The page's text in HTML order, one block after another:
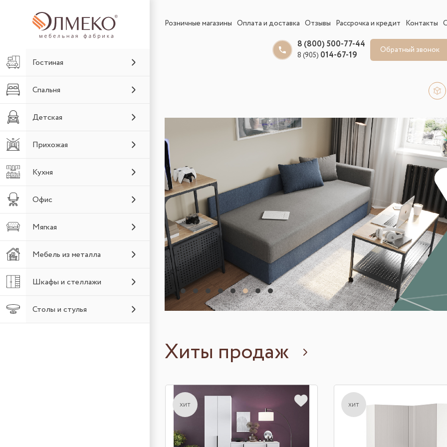
Гостиная
Спальня
Детская
Прихожая
Кухня
Офис
Мягкая
Мебель из металла
Шкафы и стеллажи
Столы и стулья
Розничные магазины Оплата и доставка Отзывы Рассрочка и кредит Контакты
8 (800) 500-77-44
8 (905) 014-67-19 Обратный звонок
Хиты продаж
хит хит